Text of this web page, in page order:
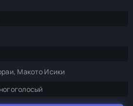
Макото Исики